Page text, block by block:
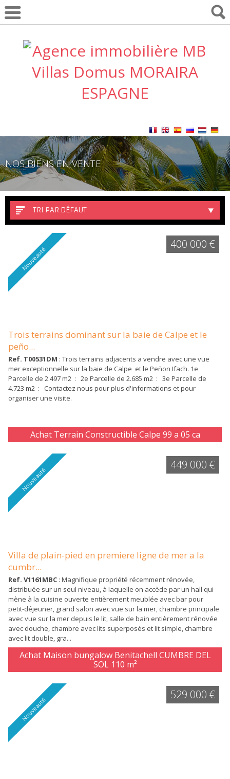
NOS BIENS EN VENTE
TRI PAR DÉFAUT
Nouveauté
Trois terrains dominant sur la baie de Calpe et le
peño...
Ref. T00531DM : Trois terrains adjacents a vendre avec une vue
mer exceptionnelle sur la baie de Calpe et le Peñon Ifach. 1e
Parcelle de 2.497 m2 : 2e Parcelle de 2.685 m2 : 3e Parcelle de
4.723 m2 : Contactez nous pour plus d'informations et pour
organiser une visite.
Achat Terrain Constructible Calpe 99 a 05 ca
400 000 €
Nouveauté
Villa de plain-pied en premiere ligne de mer a la
cumbr...
Ref. V1161MBC : Magnifique propriété récemment rénovée,
distribuée sur un seul niveau, à laquelle on accède par un hall qui
mène à la cuisine ouverte entièrement meublée avec bar pour
petit-déjeuner, grand salon avec vue sur la mer, chambre principale
avec vue sur la mer depuis le lit, salle de bain entièrement rénovée
avec douche, chambre avec lits superposés et lit simple, chambre
avec lit double, gra...
Achat Maison bungalow Benitachell CUMBRE DEL
SOL 110 m²
449 000 €
Nouveauté
529 000 €